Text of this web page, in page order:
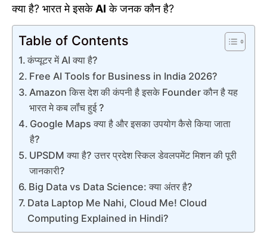
क्या है? भारत मे इसके AI के जनक कौन है?
Table of Contents
कंप्यूटर में AI क्या है?
Free AI Tools for Business in India 2026?
Amazon किस देश की कंपनी है इसके Founder कौन है यह
भारत मे कब लॉंच हुई ?
Google Maps क्या है और इसका उपयोग कैसे किया जाता
है?
UPSDM क्या है? उत्तर प्रदेश स्किल डेवलपमेंट मिशन की पूरी
जानकारी?
Big Data vs Data Science: क्या अंतर है?
Data Laptop Me Nahi, Cloud Me! Cloud
Computing Explained in Hindi?